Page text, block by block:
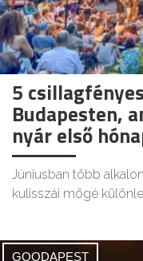
5
Budapesten,
nyár első
Júniusban több
kulisszái mögé
GOODAPEST